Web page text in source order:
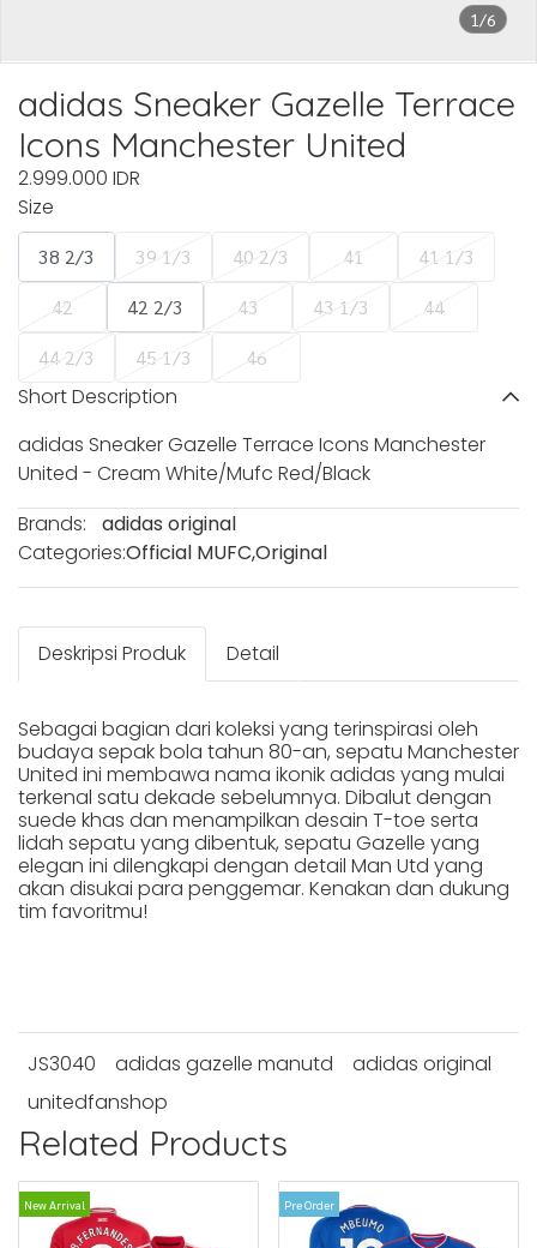
1/6
adidas Sneaker Gazelle Terrace
Icons Manchester United
2.999.000 IDR
Size
38 2/3 39 1/3 40 2/3 41
41 1/3
42
42 2/3 43 43 1/3
44
44 2/3
45 1/3 46
Short Description
adidas Sneaker Gazelle Terrace Icons Manchester
United - Cream White/Mufc Red/Black
Brands:
adidas original
Categories:Official MUFC,Original
Deskripsi Produk Detail
Sebagai bagian dari koleksi yang terinspirasi oleh
budaya sepak bola tahun 80-an, sepatu Manchester
United ini membawa nama ikonik adidas yang mulai
terkenal satu dekade sebelumnya. Dibalut dengan
suede khas dan menampilkan desain T-toe serta
lidah sepatu yang dibentuk, sepatu Gazelle yang
elegan ini dilengkapi dengan detail Man Utd yang
akan disukai para penggemar. Kenakan dan dukung
tim favoritmu!
JS3040 adidas gazelle manutd
adidas original
unitedfanshop
Related Products
New Arrival Pre Order